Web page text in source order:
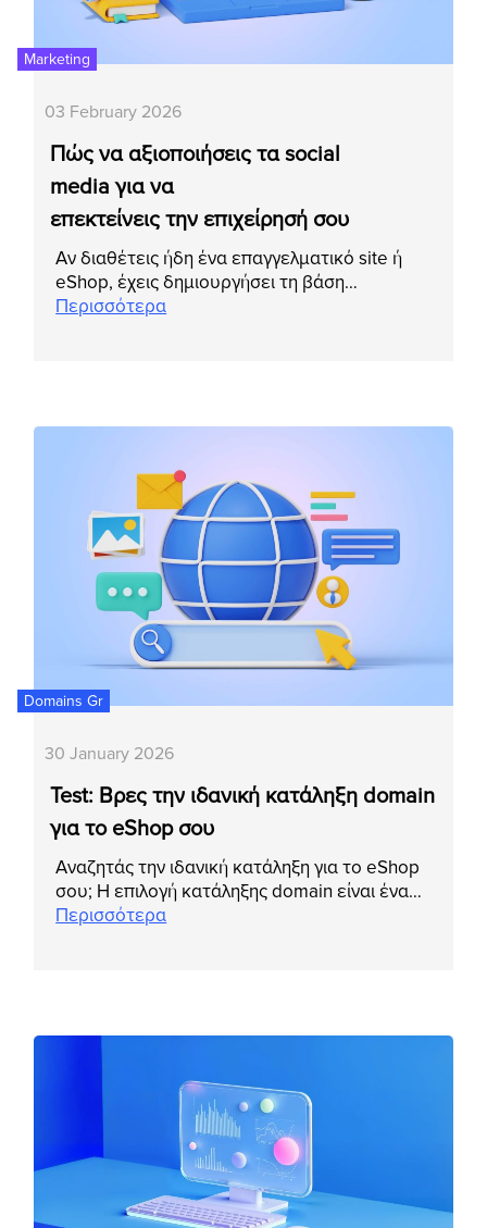
Marketing
03 February 2026
Πώς να αξιοποιήσεις τα social
media για να
επεκτείνεις την επιχείρησή σου
Αν διαθέτεις ήδη ένα επαγγελματικό site ή
eShop, έχεις δημιουργήσει τη βάση…
Περισσότερα
Domains Gr
30 January 2026
Test: Βρες την ιδανική κατάληξη domain
για το eShop σου
Αναζητάς την ιδανική κατάληξη για το eShop
σου; Η επιλογή κατάληξης domain είναι ένα…
Περισσότερα